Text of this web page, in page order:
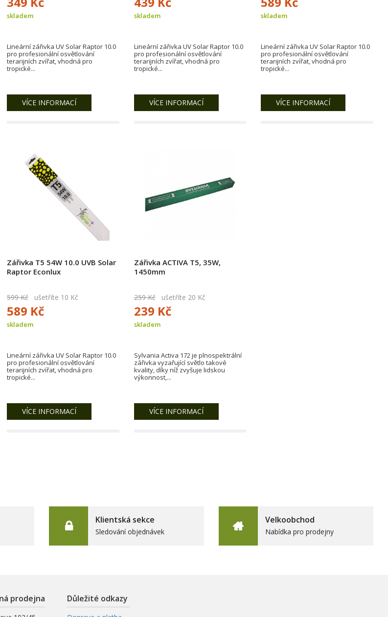
skladem
Lineární zářivka UV Solar Raptor 10.0
pro profesionální osvětlování
terarijních zvířat, vhodná pro
tropické...
VÍCE INFORMACÍ
skladem
Lineární zářivka UV Solar Raptor 10.0
pro profesionální osvětlování
terarijních zvířat, vhodná pro
tropické...
VÍCE INFORMACÍ
skladem
Lineární zářivka UV Solar Raptor 10.0
pro profesionální osvětlování
terarijních zvířat, vhodná pro
tropické...
VÍCE INFORMACÍ
Zářivka T5 54W 10.0 UVB Solar
Raptor Econlux
599 Kčušetříte 10 Kč
589 Kč
skladem
Lineární zářivka UV Solar Raptor 10.0
pro profesionální osvětlování
terarijních zvířat, vhodná pro
tropické...
VÍCE INFORMACÍ
Zářivka ACTIVA T5, 35W,
1450mm
259 Kčušetříte 20 Kč
239 Kč
skladem
Sylvania Activa 172 je plnospektrální
zářivka vyzařující světlo takové
kvality, díky níž zvyšuje lidskou
výkonnost,...
VÍCE INFORMACÍ
Klientská sekce
Sledování objednávek
Velkoobchod
Nabídka pro prodejny
prodejna Důležité odkazy